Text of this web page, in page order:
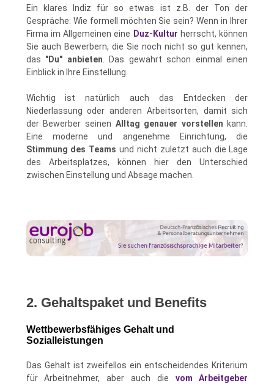
Ein klares Indiz für so etwas ist z.B. der Ton der
Gespräche: Wie formell möchten Sie sein? Wenn in Ihrer
Firma im Allgemeinen eine Duz-Kultur herrscht, können
Sie auch Bewerbern, die Sie noch nicht so gut kennen,
das "Du" anbieten . Das gewährt schon einmal einen
Einblick in Ihre Einstellung.
Wichtig ist natürlich auch das Entdecken der
Niederlassung oder anderen Arbeitsorten, damit sich
der Bewerber seinen Alltag genauer vorstellen kann.
Eine moderne und angenehme Einrichtung, die
Stimmung des Teams und nicht zuletzt auch die Lage
des Arbeitsplatzes, können hier den Unterschied
zwischen Einstellung und Absage machen.
2. Gehaltspaket und Benefits
Wettbewerbsfähiges Gehalt und
Sozialleistungen
Das Gehalt ist zweifellos ein entscheidendes Kriterium
für Arbeitnehmer, aber auch die vom Arbeitgeber